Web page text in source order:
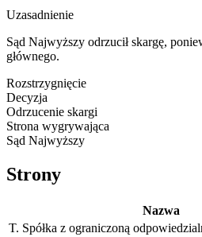
Uzasadnienie
Sąd Najwyższy odrzucił skargę,
głównego.
Rozstrzygnięcie
Decyzja
Odrzucenie skargi
Strona wygrywająca
Sąd Najwyższy
Strony
Nazwa
T. Spółka z ograniczoną